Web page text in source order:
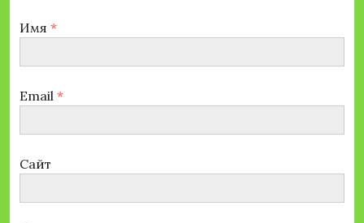
Имя *
Email *
Сайт